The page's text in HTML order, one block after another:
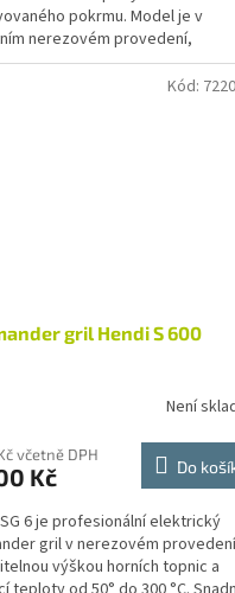
pokrmu. Model je v
nerezovém provedení,
a dotykový systém,...
gril Hendi S 600
Není
včetně DPH
Kč Do
6 je profesionální elektrický
gril v nerezovém
výškou horních topnic a
Kód: